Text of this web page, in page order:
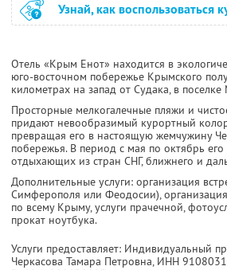
Узнай, как воспользоваться
Отель «Крым Енот» находится в
юго-восточном побережье Крымского
километрах на запад от Судака, в
Просторные мелкогалечные пляжи и
придают невообразимый курортный
превращая его в настоящую жемчужину
побережья. В период с мая по октябрь
отдыхающих из стран СНГ, ближнего и
Дополнительные услуги: организация
Симферополя или Феодосии),
по всему Крыму, услуги прачечной,
прокат ноутбука.
Услуги предоставляет: Индивидуальный
Черкасова Тамара Петровна, ИНН